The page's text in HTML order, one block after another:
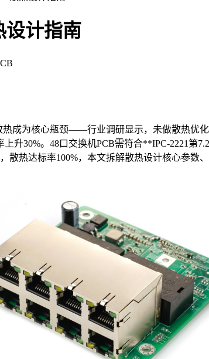
设计指南
热成为核心瓶颈——行业调研显示，未做散热
升30%。48口交换机PCB需符合**IPC-2221
热达标率100%，本文拆解散热设计核心参数